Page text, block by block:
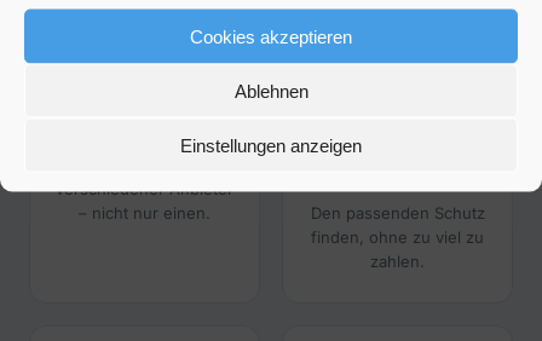
Cookies akzeptieren
Ablehnen
Einstellungen anzeigen
verschiedener Anbieter
– nicht nur einen.
Leistungs-
Den passenden Schutz
finden, ohne zu viel zu
zahlen.